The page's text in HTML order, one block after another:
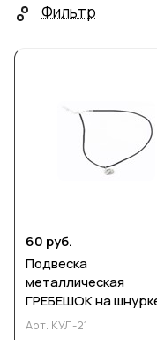
Фильтр
60 руб.
Подвеска
металлическая
ГРЕБЕШОК на
Арт. КУЛ-21